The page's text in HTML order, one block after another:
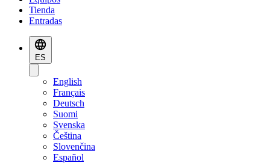
Tienda
Entradas
ES
English
Français
Deutsch
Suomi
Svenska
Čeština
Slovenčina
Español